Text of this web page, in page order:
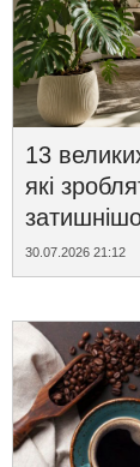
13
які
30.07.2026 21:12